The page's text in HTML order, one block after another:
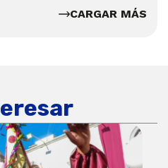
CARGAR MÁS